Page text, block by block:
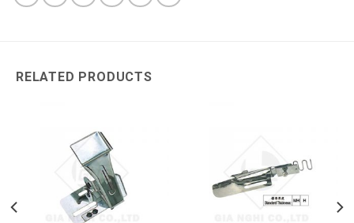
RELATED PRODUCTS